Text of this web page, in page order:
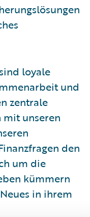
loyale
und
zentrale
unseren
den
um die
kümmern
in ihrem